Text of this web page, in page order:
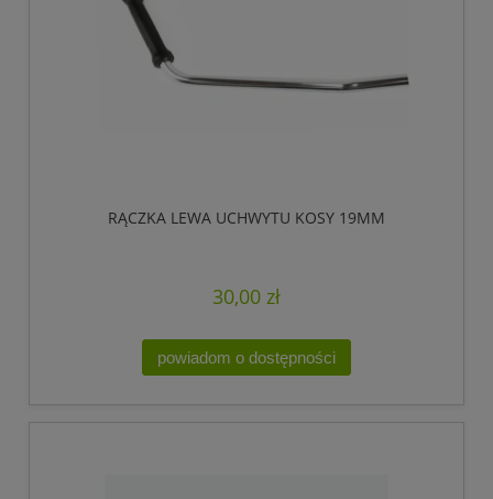
RĄCZKA LEWA UCHWYTU KOSY 19MM
30,00 zł
powiadom o dostępności